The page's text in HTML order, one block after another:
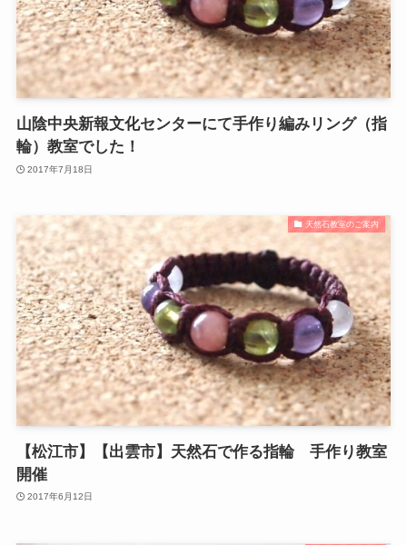
山陰中央新報文化センターにて手作り編みリング（指
輪）教室でした！
2017年7月18日
天然石教室のご案内
【松江市】【出雲市】天然石で作る指輪 手作り教室
開催
2017年6月12日